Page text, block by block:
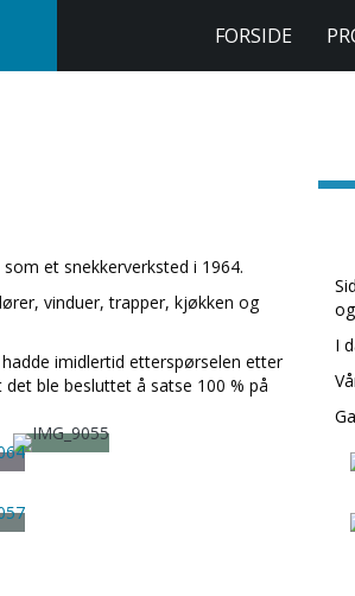
FORSIDE
et snekkerverksted i 1964.
vinduer, trapper, kjøkken og
imidlertid etterspørselen etter
ble besluttet å satse 100 % på
I